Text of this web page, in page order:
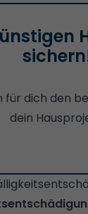
für dich den
dein